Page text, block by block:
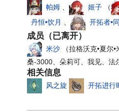
帕姆、 姬子（
丹恒•饮月
开拓者•
成员（已离开）
米沙（拉格沃克•夏尔•
桑-3000、朵莉可、我见、法
相关信息
风之旋 开拓进行